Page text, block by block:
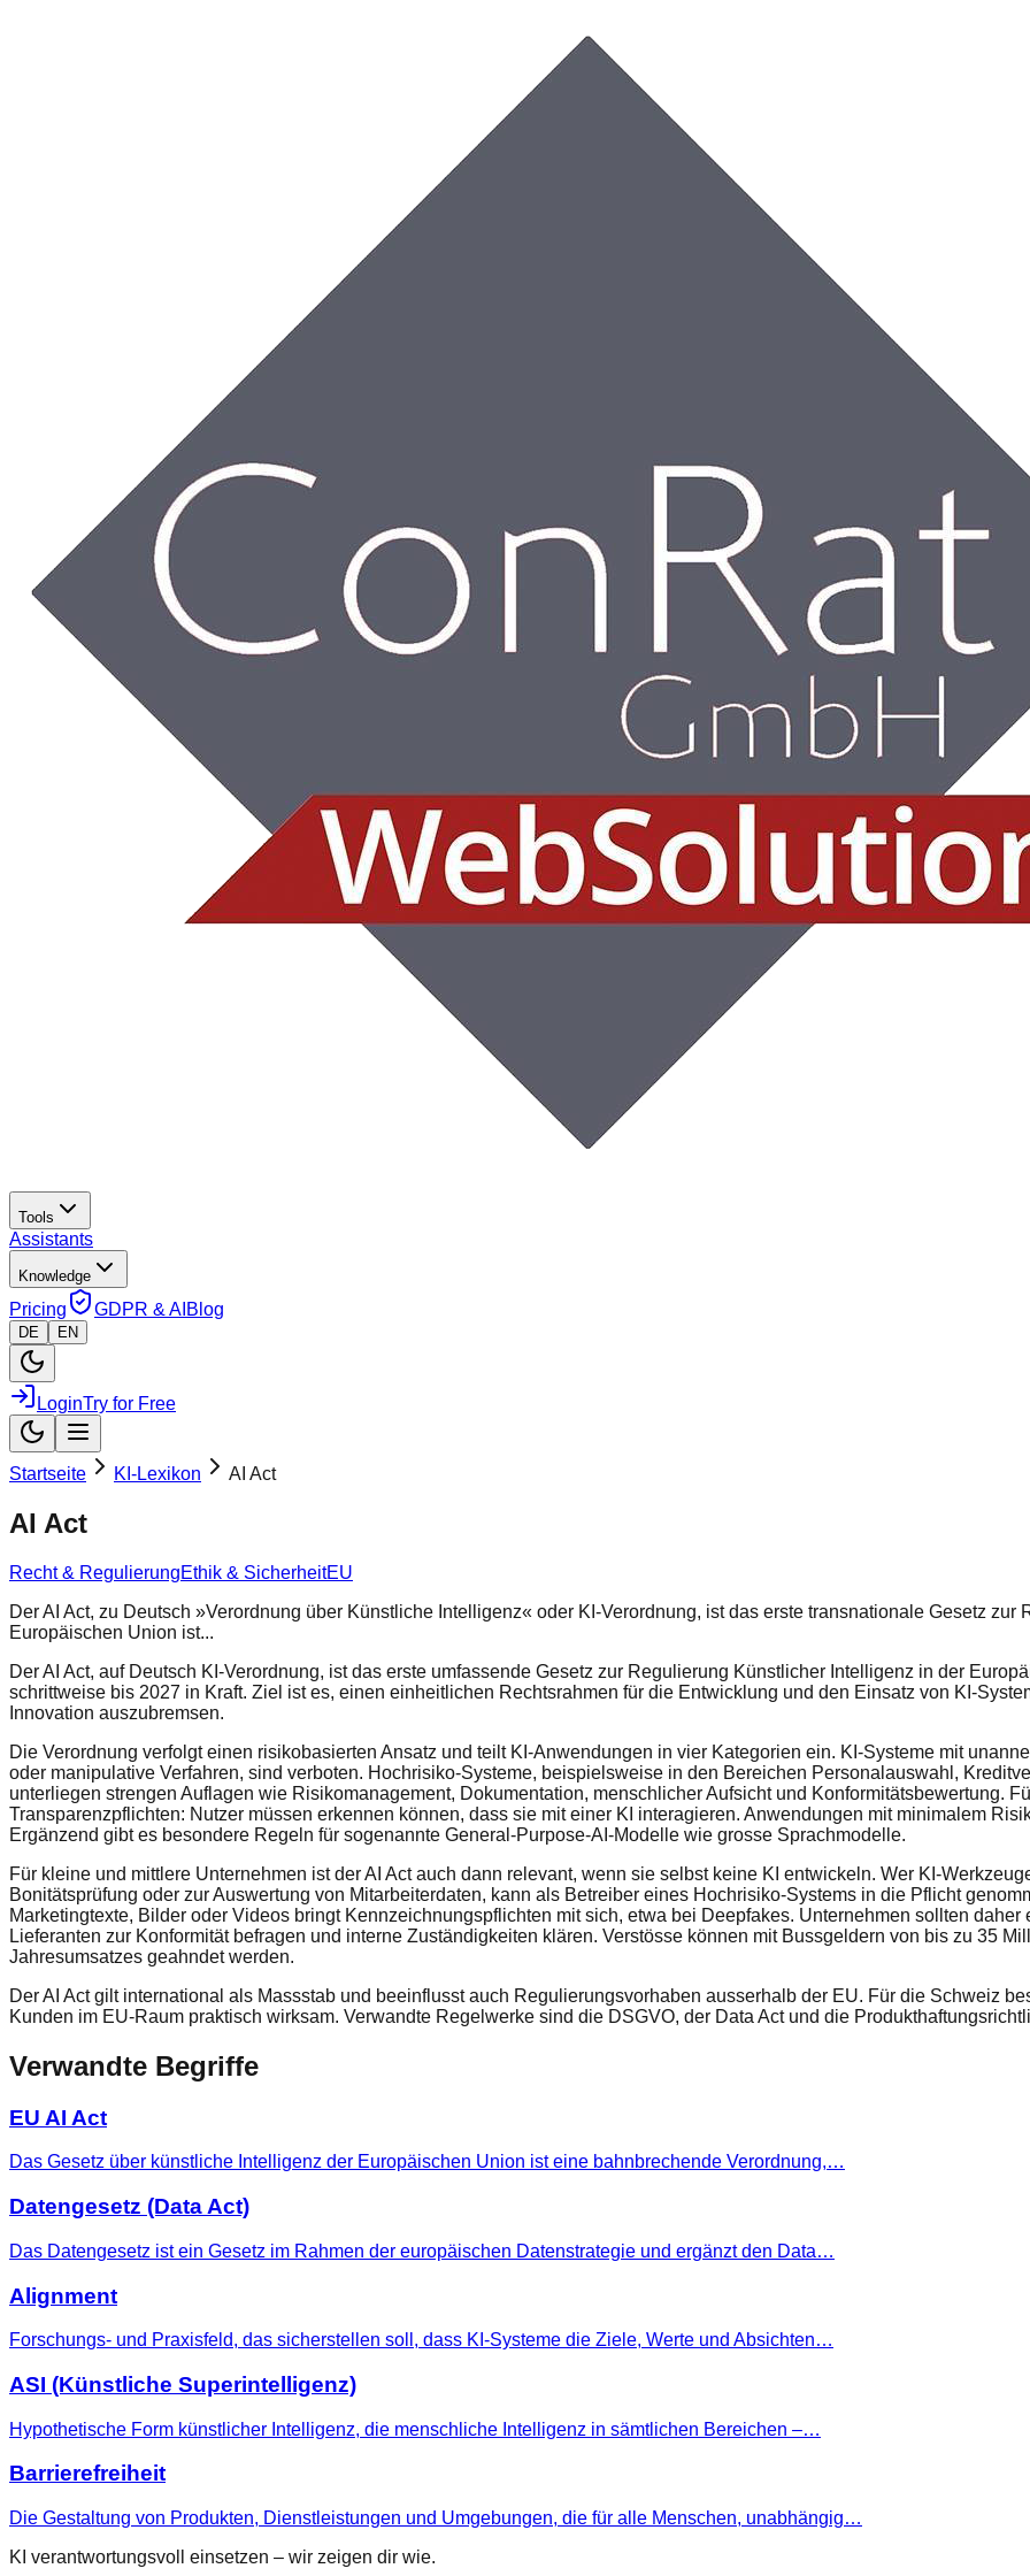
Tools
Assistants
Knowledge
Pricing GDPR & AI Blog
DE EN
LoginTry for Free
Startseite KI-Lexikon AI Act
AI Act
Recht & RegulierungEthik & SicherheitEU
Der AI Act, zu Deutsch »Verordnung über Künstliche Intelligenz« oder KI-Verordnung, ist das erste transnationale Gesetz
Europäischen Union ist...
Der AI Act, auf Deutsch KI-Verordnung, ist das erste umfassende Gesetz zur Regulierung Künstlicher Intelligenz in der
schrittweise bis 2027 in Kraft. Ziel ist es, einen einheitlichen Rechtsrahmen für die Entwicklung und den Einsatz von KI-
Innovation auszubremsen.
Die Verordnung verfolgt einen risikobasierten Ansatz und teilt KI-Anwendungen in vier Kategorien ein. KI-Systeme mit
oder manipulative Verfahren, sind verboten. Hochrisiko-Systeme, beispielsweise in den Bereichen Personalauswahl,
unterliegen strengen Auflagen wie Risikomanagement, Dokumentation, menschlicher Aufsicht und Konformitätsbewertung.
Transparenzpflichten: Nutzer müssen erkennen können, dass sie mit einer KI interagieren. Anwendungen mit minimalem
Ergänzend gibt es besondere Regeln für sogenannte General-Purpose-AI-Modelle wie grosse Sprachmodelle.
Für kleine und mittlere Unternehmen ist der AI Act auch dann relevant, wenn sie selbst keine KI entwickeln. Wer KI-
Bonitätsprüfung oder zur Auswertung von Mitarbeiterdaten, kann als Betreiber eines Hochrisiko-Systems in die Pflicht
Marketingtexte, Bilder oder Videos bringt Kennzeichnungspflichten mit sich, etwa bei Deepfakes. Unternehmen sollten
Lieferanten zur Konformität befragen und interne Zuständigkeiten klären. Verstösse können mit Bussgeldern von bis zu 35
Jahresumsatzes geahndet werden.
Der AI Act gilt international als Massstab und beeinflusst auch Regulierungsvorhaben ausserhalb der EU. Für die Schweiz
Kunden im EU-Raum praktisch wirksam. Verwandte Regelwerke sind die DSGVO, der Data Act und die
Verwandte Begriffe
EU AI Act
Das Gesetz über künstliche Intelligenz der Europäischen Union ist eine bahnbrechende Verordnung,…
Datengesetz (Data Act)
Das Datengesetz ist ein Gesetz im Rahmen der europäischen Datenstrategie und ergänzt den Data…
Alignment
Forschungs- und Praxisfeld, das sicherstellen soll, dass KI-Systeme die Ziele, Werte und Absichten…
ASI (Künstliche Superintelligenz)
Hypothetische Form künstlicher Intelligenz, die menschliche Intelligenz in sämtlichen Bereichen –…
Barrierefreiheit
Die Gestaltung von Produkten, Dienstleistungen und Umgebungen, die für alle Menschen, unabhängig…
KI verantwortungsvoll einsetzen – wir zeigen dir wie.